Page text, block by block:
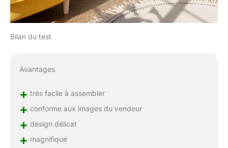
Bilan du test
Avantages
+ très facile à assembler
+ conforme aux images du vendeur
+ design délicat
+ magnifique